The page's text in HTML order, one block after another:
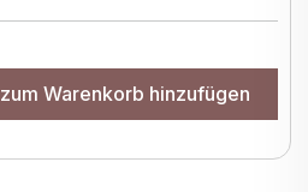
zum Warenkorb hinzufügen